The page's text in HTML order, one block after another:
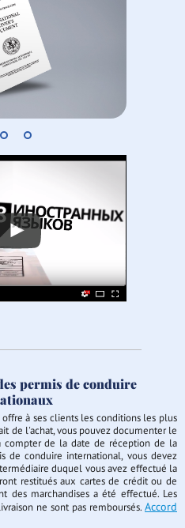
permis de conduire
à ses clients les conditions les plus
de l'achat, vous pouvez documenter le
compter de la date de réception de la
de conduire international, vous devez
duquel vous avez effectué la
restitués aux cartes de crédit ou de
des marchandises a été effectué. Les
ne sont pas remboursés. Accord